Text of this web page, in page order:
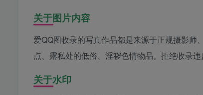
关于图片内容
爱QQ图收录的写真作品都是来源于正规摄影
点、露私处的低俗、淫秽色情物品。拒绝收录
关于水印